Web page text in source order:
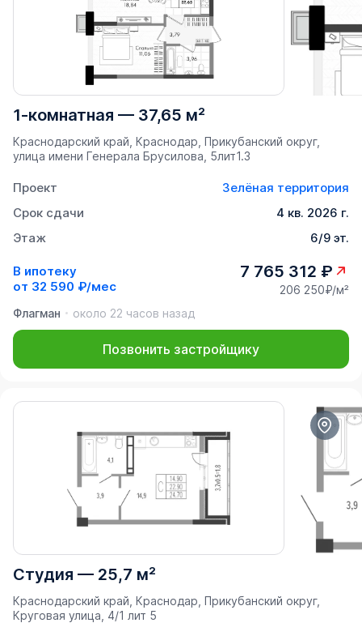
1-комнатная — 37,65 м²
Краснодарский край, Краснодар, Прикубанский округ,
улица имени Генерала Брусилова, 5лит1.3
Проект
Зелёная территория
Срок сдачи
4 кв. 2026 г.
Этаж
6/9 эт.
В ипотеку
от 32 590 ₽/мес
7 765 312 ₽
206 250₽/м²
Флагман
около 22 часов назад
Позвонить застройщику
Студия — 25,7 м²
Краснодарский край, Краснодар, Прикубанский округ,
Круговая улица, 4/1 лит 5